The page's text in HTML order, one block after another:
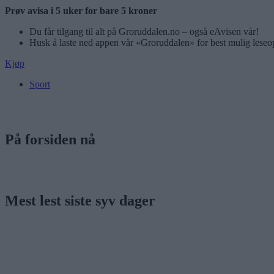
Prøv avisa i 5 uker for bare 5 kroner
Du får tilgang til alt på Groruddalen.no – også eAvisen vår!
Husk å laste ned appen vår «Groruddalen» for best mulig
Kjøp
Sport
På forsiden nå
Mest lest siste syv dager